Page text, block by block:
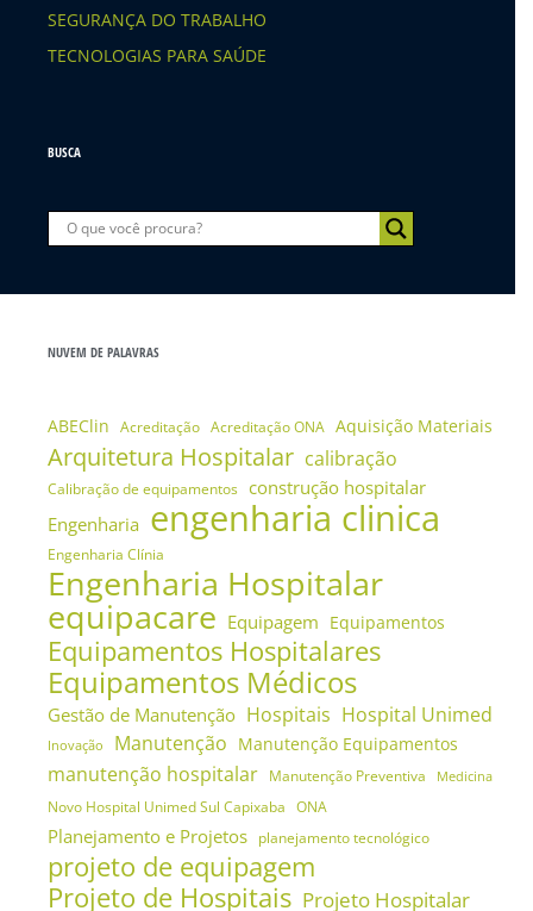
SEGURANÇA DO TRABALHO
TECNOLOGIAS PARA SAÚDE
BUSCA
NUVEM DE PALAVRAS
ABEClin Acreditação Acreditação ONA Aquisição Materiais
Arquitetura Hospitalar calibração
Calibração de equipamentos construção hospitalar
Engenharia engenharia clinica
Engenharia Clínia
Engenharia Hospitalar
equipacare Equipagem Equipamentos
Equipamentos Hospitalares
Equipamentos Médicos
Gestão de Manutenção Hospitais Hospital Unimed
Inovação Manutenção Manutenção Equipamentos
manutenção hospitalar Manutenção Preventiva Medicina
Novo Hospital Unimed Sul Capixaba ONA
Planejamento e Projetos planejamento tecnológico
projeto de equipagem
Projeto de Hospitais Projeto Hospitalar